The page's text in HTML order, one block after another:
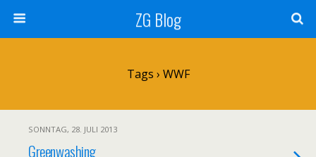
ZG Blog
Tags › WWF
SONNTAG, 28. JULI 2013
Greenwashing